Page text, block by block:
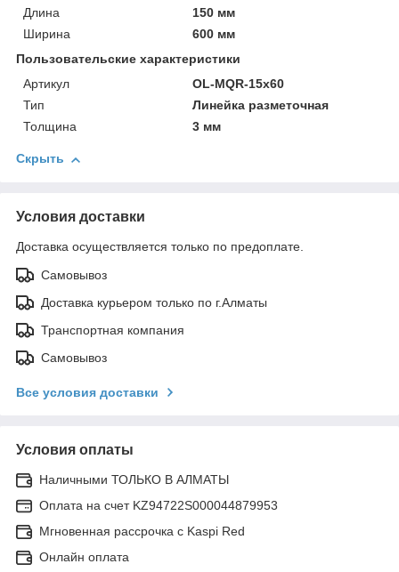
Длина
150 мм
Ширина
600 мм
Пользовательские характеристики
Артикул
OL-MQR-15x60
Тип
Линейка разметочная
Толщина
3 мм
Скрыть
Условия доставки
Доставка осуществляется только по предоплате.
Самовывоз
Доставка курьером только по г.Алматы
Транспортная компания
Самовывоз
Все условия доставки
Условия оплаты
Наличными ТОЛЬКО В АЛМАТЫ
Оплата на счет KZ94722S000044879953
Мгновенная рассрочка с Kaspi Red
Онлайн оплата